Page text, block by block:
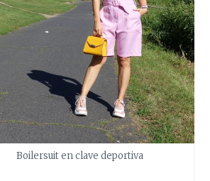
Boilersuit en clave deportiva